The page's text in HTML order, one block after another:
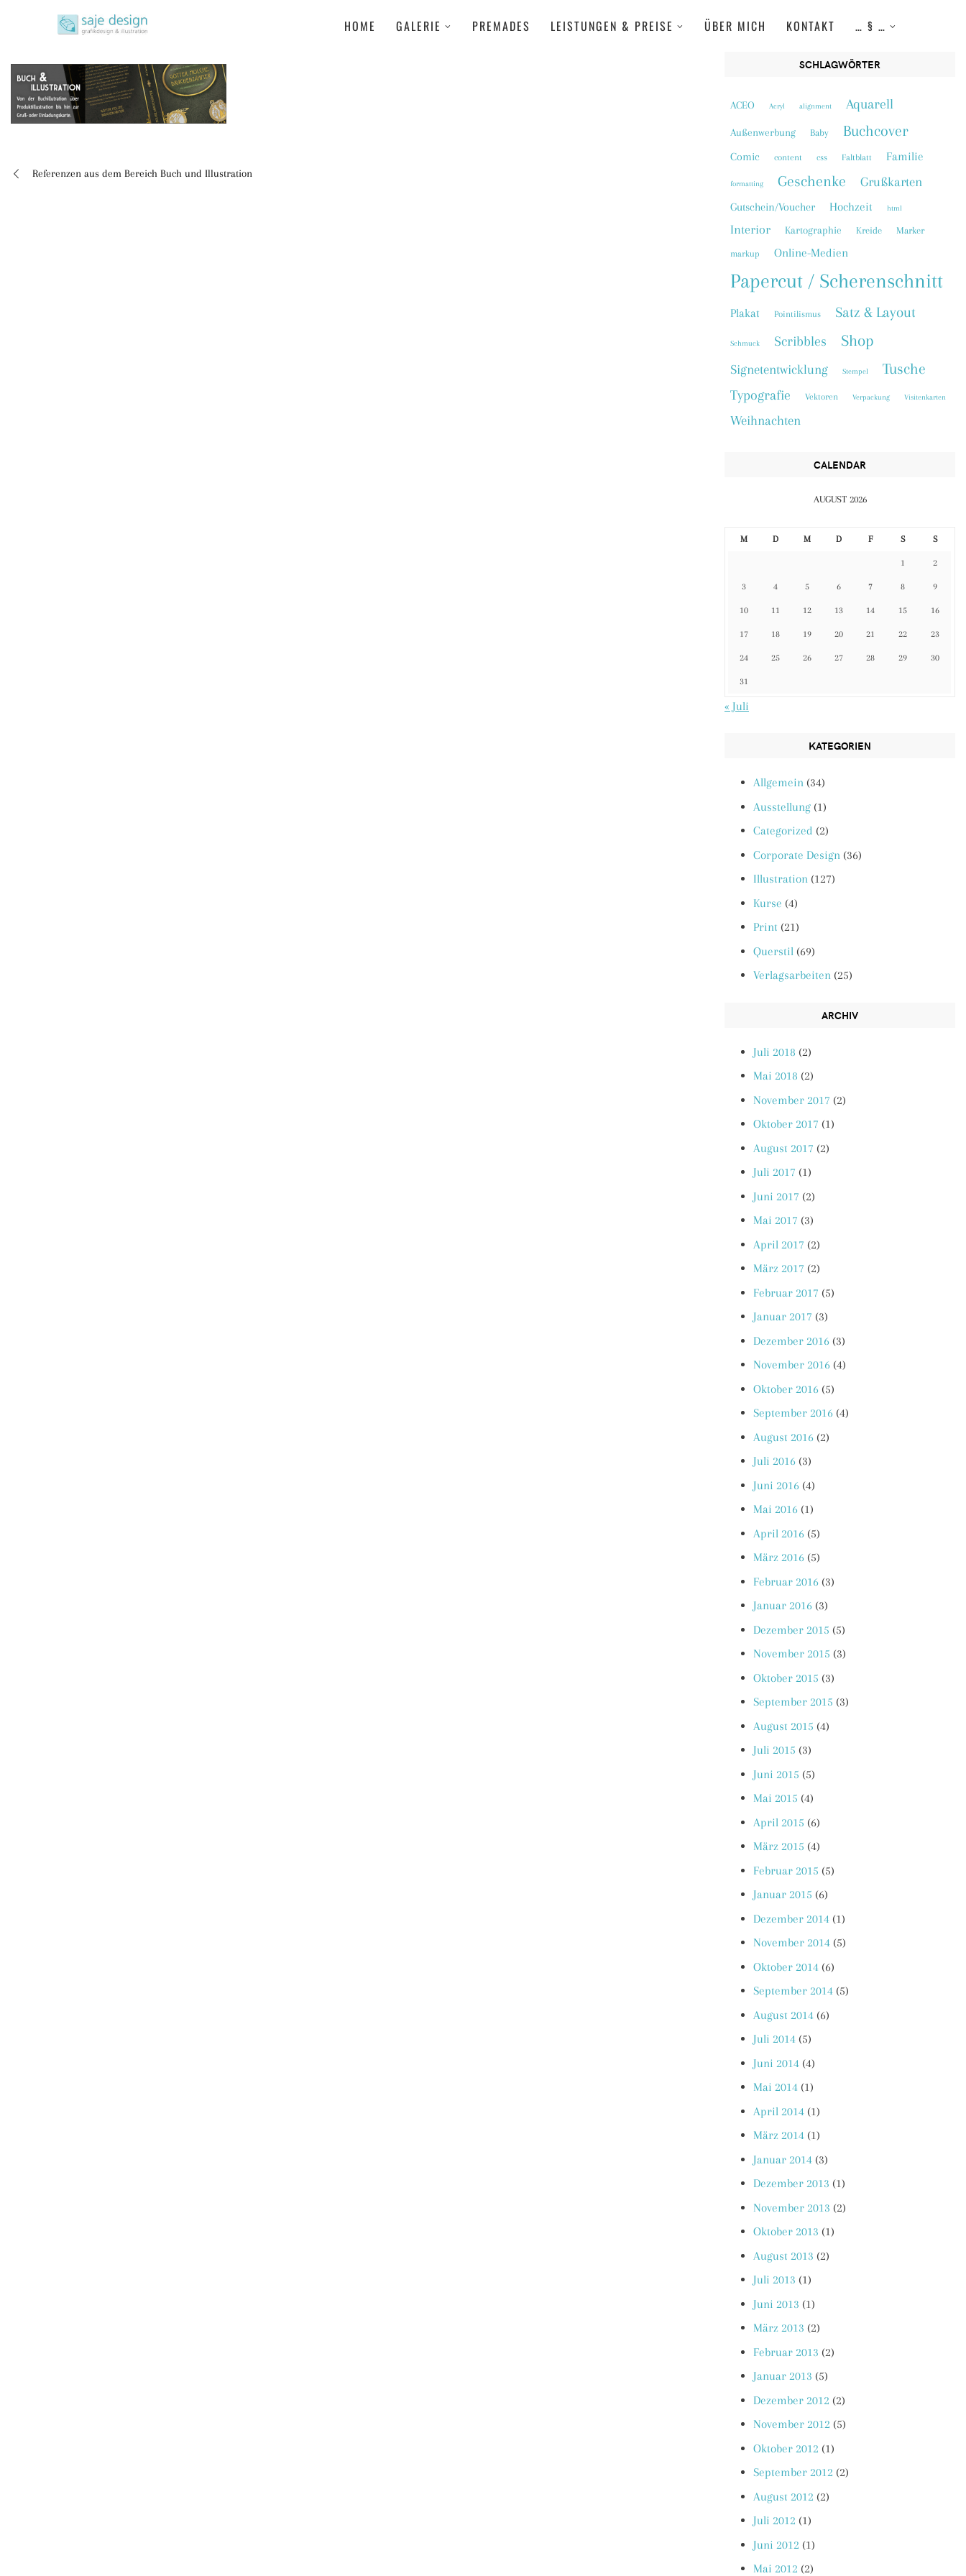
saje design bonn
grafikdesign | buchgestaltung | illustration HOME GALERIE PREMADES LEISTUNGEN & PREISE ÜBER MICH KONTAKT … § …
Beitragsnavigation
Referenzen aus dem Bereich Buch und Illustration
SCHLAGWÖRTER
ACEO Acryl alignment Aquarell
Außenwerbung Baby Buchcover
Comic content css Faltblatt Familie
formatting Geschenke Grußkarten
Gutschein/Voucher Hochzeit html
Interior Kartographie Kreide Marker
markup Online-Medien
Papercut / Scherenschnitt
Plakat Pointilismus Satz & Layout
Schmuck Scribbles Shop
Signetentwicklung Stempel Tusche
Typografie Vektoren Verpackung Visitenkarten
Weihnachten
CALENDAR
AUGUST 2026
M D M D F S S
1 2
3 4 5 6 7 8 9
10 11 12 13 14 15 16
17 18 19 20 21 22 23
24 25 26 27 28 29 30
31
« Juli
KATEGORIEN
Allgemein (34)
Ausstellung (1)
Categorized (2)
Corporate Design (36)
Illustration (127)
Kurse (4)
Print (21)
Querstil (69)
Verlagsarbeiten (25)
ARCHIV
Juli 2018 (2)
Mai 2018 (2)
November 2017 (2)
Oktober 2017 (1)
August 2017 (2)
Juli 2017 (1)
Juni 2017 (2)
Mai 2017 (3)
April 2017 (2)
März 2017 (2)
Februar 2017 (5)
Januar 2017 (3)
Dezember 2016 (3)
November 2016 (4)
Oktober 2016 (5)
September 2016 (4)
August 2016 (2)
Juli 2016 (3)
Juni 2016 (4)
Mai 2016 (1)
April 2016 (5)
März 2016 (5)
Februar 2016 (3)
Januar 2016 (3)
Dezember 2015 (5)
November 2015 (3)
Oktober 2015 (3)
September 2015 (3)
August 2015 (4)
Juli 2015 (3)
Juni 2015 (5)
Mai 2015 (4)
April 2015 (6)
März 2015 (4)
Februar 2015 (5)
Januar 2015 (6)
Dezember 2014 (1)
November 2014 (5)
Oktober 2014 (6)
September 2014 (5)
August 2014 (6)
Juli 2014 (5)
Juni 2014 (4)
Mai 2014 (1)
April 2014 (1)
März 2014 (1)
Januar 2014 (3)
Dezember 2013 (1)
November 2013 (2)
Oktober 2013 (1)
August 2013 (2)
Juli 2013 (1)
Juni 2013 (1)
März 2013 (2)
Februar 2013 (2)
Januar 2013 (5)
Dezember 2012 (2)
November 2012 (5)
Oktober 2012 (1)
September 2012 (2)
August 2012 (2)
Juli 2012 (1)
Juni 2012 (1)
Mai 2012 (2)